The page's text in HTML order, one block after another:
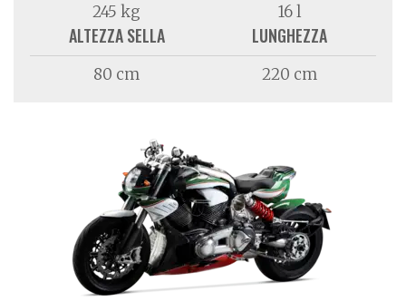
245 kg 16 l
ALTEZZA SELLA
80 cm
LUNGHEZZA
220 cm